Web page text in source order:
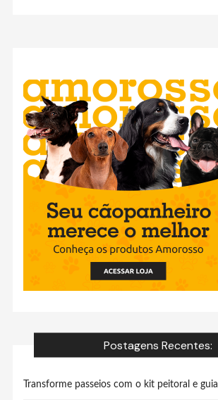
Postagens Recentes:
Transforme passeios com o kit peitoral e guia